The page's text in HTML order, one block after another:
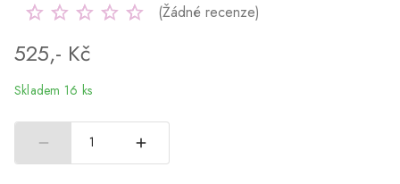
(Žádné recenze)
525,- Kč
Skladem 16 ks
1